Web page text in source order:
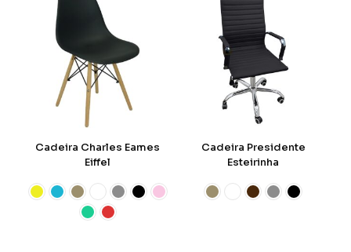
Cadeira Charles Eames
Eiffel
Cadeira Presidente
Esteirinha